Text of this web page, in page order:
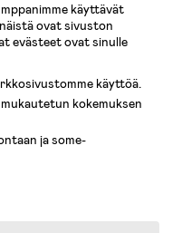
LEGO ja monia muita!
lastentarvikkeiden
käyttävät
ovat sivuston
evästeet ovat sinulle
käyttöä.
kokemuksen
ja some-